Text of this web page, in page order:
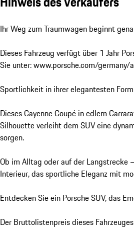
Ihr Weg zum Traumwagen beginnt
Dieses Fahrzeug verfügt über 1 Jahr
Sie unter: www.porsche.com/
Sportlichkeit in ihrer elegantesten
Dieses Cayenne Coupé in edlem
Silhouette verleiht dem SUV eine
sorgen.
Ob im Alltag oder auf der Langstrecke
Interieur, das sportliche Eleganz mit
Entdecken Sie ein Porsche SUV, das
Der Bruttolistenpreis dieses